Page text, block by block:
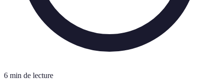
6 min de lecture